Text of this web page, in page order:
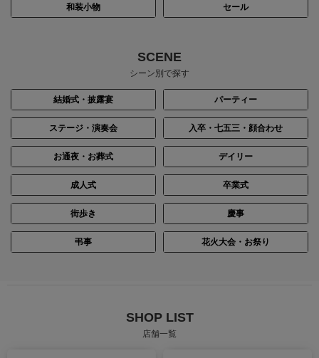
和装小物 セール
SCENE
シーン別で探す
結婚式・披露宴 パーティー
ステージ・演奏会 入卒・七五三・顔合わせ
お通夜・お葬式 デイリー
成人式 卒業式
街歩き 慶事
弔事 花火大会・お祭り
SHOP LIST
店舗一覧